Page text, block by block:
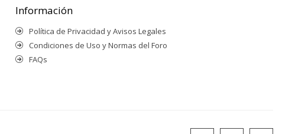
Información
Política de Privacidad y Avisos Legales
Condiciones de Uso y Normas del Foro
FAQs